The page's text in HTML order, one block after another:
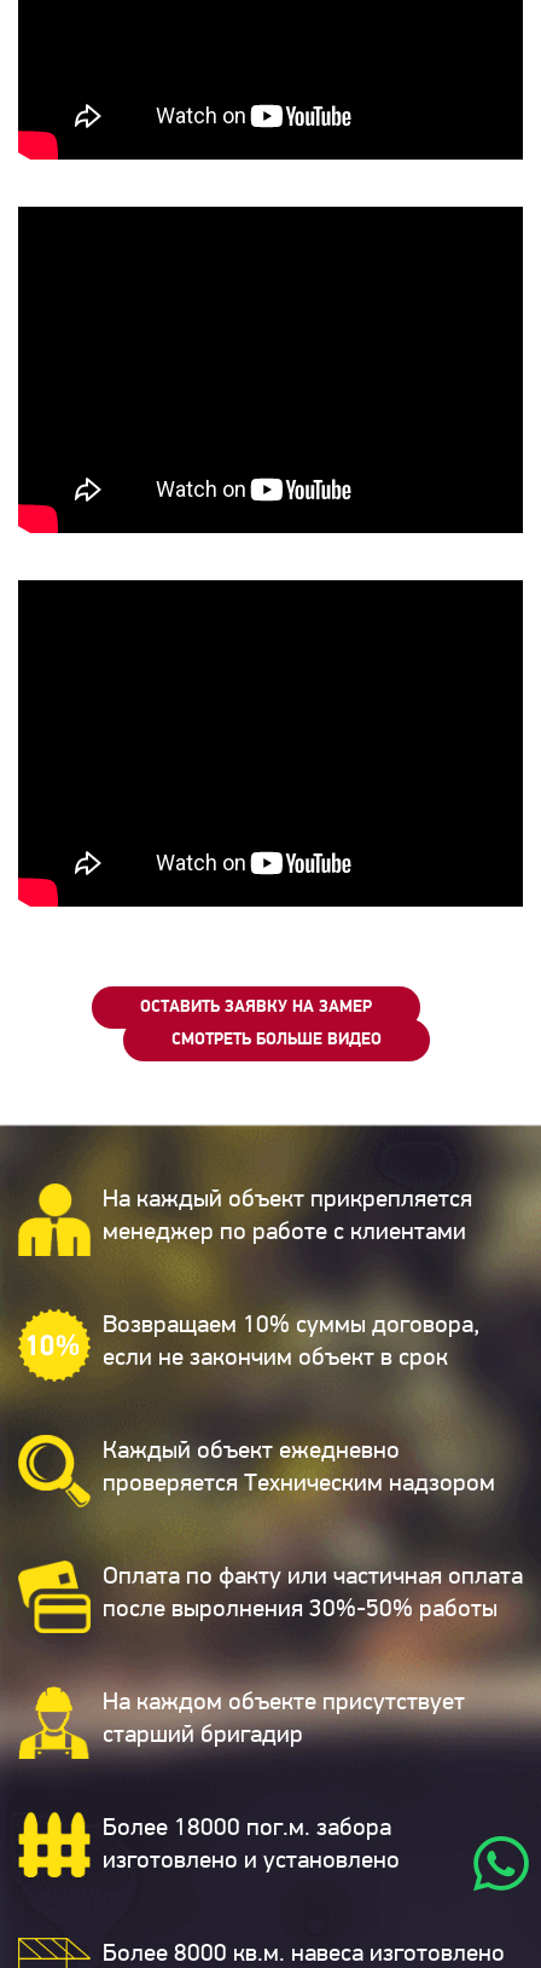
ОСТАВИТЬ ЗАЯВКУ НА ЗАМЕР
СМОТРЕТЬ БОЛЬШЕ ВИДЕО
На каждый объект прикрепляется
менеджер по работе с клиентами
Возвращаем 10% суммы договора,
если не закончим объект в срок
Каждый объект ежедневно
проверяется Техническим надзором
Оплата по факту или частичная оплата
после выролнения 30%-50% работы
На каждом объекте присутствует
старший бригадир
Более 18000 пог.м. забора
изготовлено и установлено
Более 8000 кв.м. навеса изготовлено